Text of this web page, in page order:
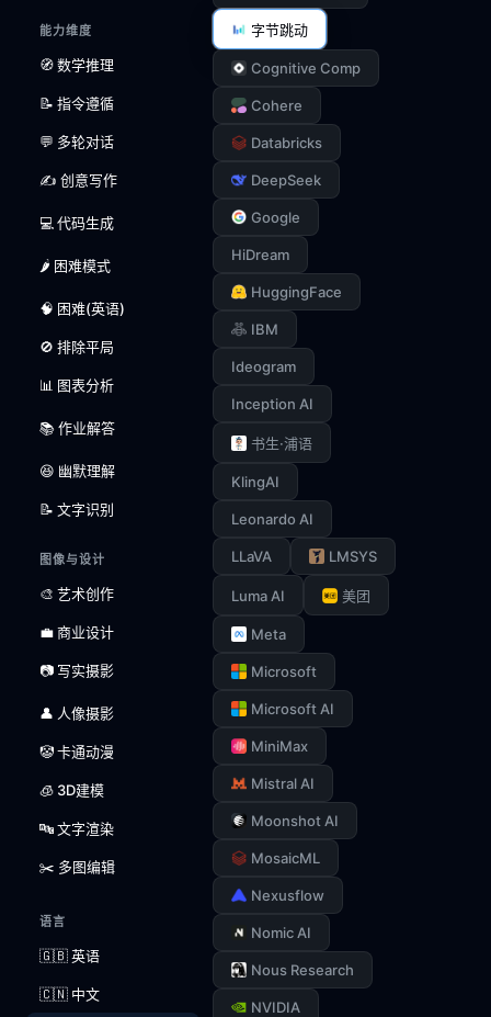
能力维度
🧭 数学推理
📝 指令遵循
💬 多轮对话
✍️ 创意写作
💻 代码生成
🌶️ 困难模式
🧠 困难(英语)
🚫 排除平局
📊 图表分析
📚 作业解答
😆 幽默理解
📝 文字识别
图像与设计
🎨 艺术创作
💼 商业设计
📷 写实摄影
👤 人像摄影
🤡 卡通动漫
🧊 3D建模
🔤 文字渲染
✂️ 多图编辑
语言
🇬🇧 英语
🇨🇳 中文
字节跳动
Cognitive Comp
Cohere
Databricks
DeepSeek
Google
HiDream
HuggingFace
IBM
Ideogram
Inception AI
书生·浦语
KlingAI
Leonardo AI
LLaVA LMSYS
Luma AI 美团
Meta
Microsoft
Microsoft AI
MiniMax
Mistral AI
Moonshot AI
MosaicML
Nexusflow
Nomic AI
Nous Research
NVIDIA